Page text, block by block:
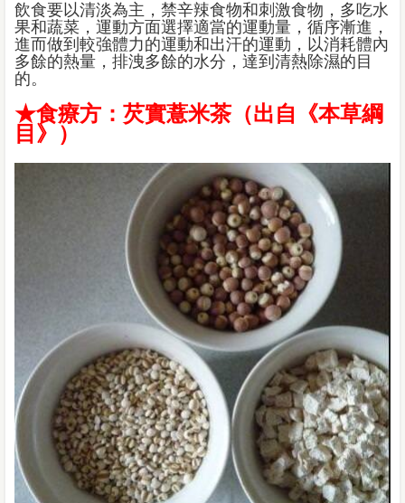
飲食要以清淡為主，禁辛辣食物和刺激食物，多吃水
果和蔬菜，運動方面選擇適當的運動量，循序漸進，
進而做到較強體力的運動和出汗的運動，以消耗體內
多餘的熱量，排洩多餘的水分，達到清熱除濕的目
的。
★食療方：芡實薏米茶（出自《本草綱
目》）